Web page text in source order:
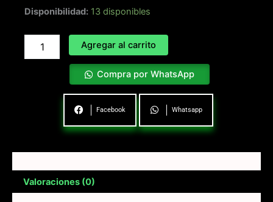
Disponibilidad: 13 disponibles
BARBILION
DRAGONAS
cantidad
Agregar al carrito
Compra por WhatsApp
Facebook Whatsapp
Valoraciones (0)